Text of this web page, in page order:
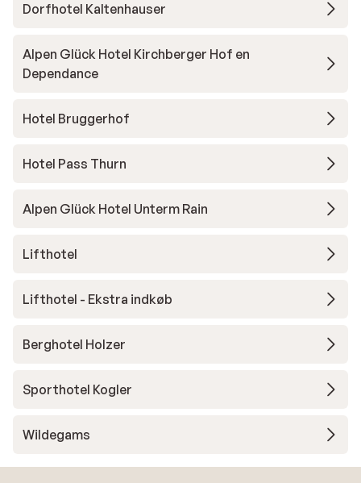
Dorfhotel Kaltenhauser
Alpen Glück Hotel Kirchberger Hof en
Dependance
Hotel Bruggerhof
Hotel Pass Thurn
Alpen Glück Hotel Unterm Rain
Lifthotel
Lifthotel - Ekstra indkøb
Berghotel Holzer
Sporthotel Kogler
Wildegams